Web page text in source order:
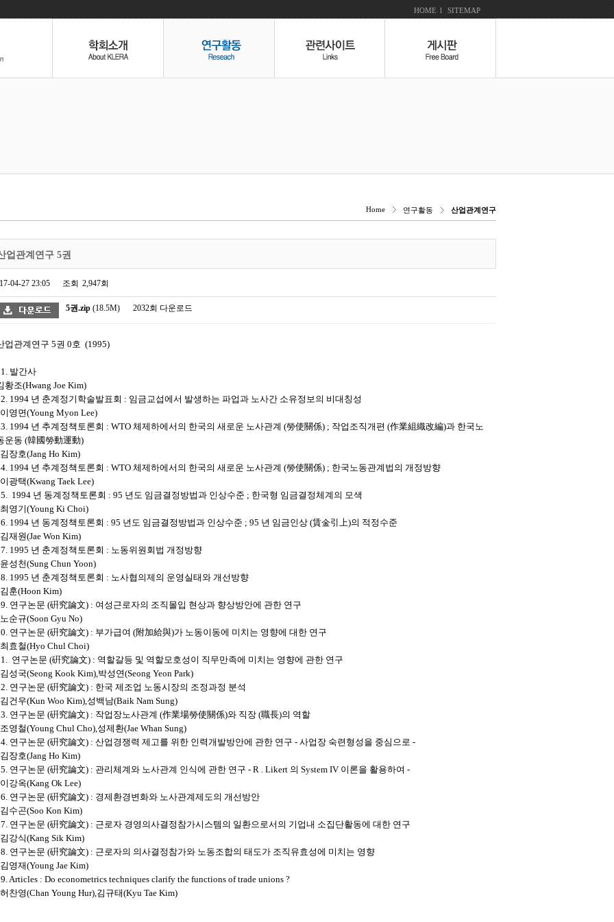
HOME l SITEMAP
Home 연구활동 산업관계연구
업관계연구 5권
17-04-27 23:05 조회 2,947회
5권.zip (18.5M) 2032회 다운로드
업관계연구 5권 0호 (1995)
발간사
황조(Hwang Joe Kim)
1994 년 춘계정기학술발표회 : 임금교섭에서 발생하는 파업과 노사간 소유정보의 비대칭성
이영면(Young Myon Lee)
1994 년 추계정책토론회 : WTO 체제하에서의 한국의 새로운 노사관계 (勞使關係) ; 작업조직개편 (作業組織改編)과 한국노
운동 (韓國勞動運動)
김장호(Jang Ho Kim)
1994 년 추계정책토론회 : WTO 체제하에서의 한국의 새로운 노사관계 (勞使關係) ; 한국노동관계법의 개정방향
이광택(Kwang Taek Lee)
1994 년 동계정책토론회 : 95 년도 임금결정방법과 인상수준 ; 한국형 임금결정체계의 모색
최영기(Young Ki Choi)
1994 년 동계정책토론회 : 95 년도 임금결정방법과 인상수준 ; 95 년 임금인상 (賃金引上)의 적정수준
김재원(Jae Won Kim)
1995 년 춘계정책토론회 : 노동위원회법 개정방향
윤성천(Sung Chun Yoon)
1995 년 춘계정책토론회 : 노사협의제의 운영실태와 개선방향
김훈(Hoon Kim)
연구논문 (硏究論文) : 여성근로자의 조직몰입 현상과 향상방안에 관한 연구
노순규(Soon Gyu No)
연구논문 (硏究論文) : 부가급여 (附加給與)가 노동이동에 미치는 영향에 대한 연구
최효철(Hyo Chul Choi)
연구논문 (硏究論文) : 역할갈등 및 역할모호성이 직무만족에 미치는 영향에 관한 연구
김성국(Seong Kook Kim),박성연(Seong Yeon Park)
연구논문 (硏究論文) : 한국 제조업 노동시장의 조정과정 분석
김건우(Kun Woo Kim),성백남(Baik Nam Sung)
연구논문 (硏究論文) : 작업장노사관계 (作業場勞使關係)와 직장 (職長)의 역할
조영철(Young Chul Cho),성제환(Jae Whan Sung)
연구논문 (硏究論文) : 산업경쟁력 제고를 위한 인력개발방안에 관한 연구 - 사업장 숙련형성을 중심으로 -
김장호(Jang Ho Kim)
연구논문 (硏究論文) : 관리체계와 노사관계 인식에 관한 연구 - R . Likert 의 System IV 이론을 활용하여 -
이강옥(Kang Ok Lee)
연구논문 (硏究論文) : 경제환경변화와 노사관계제도의 개선방안
김수곤(Soo Kon Kim)
연구논문 (硏究論文) : 근로자 경영의사결정참가시스템의 일환으로서의 기업내 소집단활동에 대한 연구
김강식(Kang Sik Kim)
연구논문 (硏究論文) : 근로자의 의사결정참가와 노동조합의 태도가 조직유효성에 미치는 영향
김영재(Young Jae Kim)
Articles : Do econometrics techniques clarify the functions of trade unions ?
허찬영(Chan Young Hur),김규태(Kyu Tae Kim)